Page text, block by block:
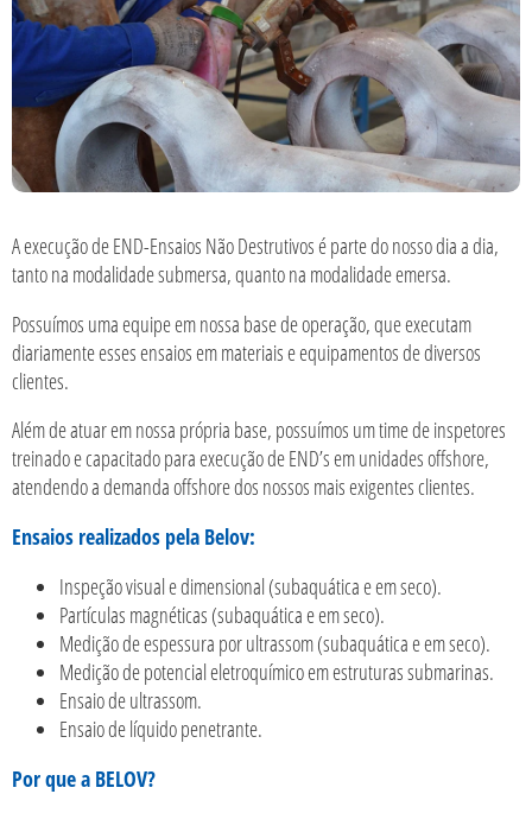
A execução de END-Ensaios Não Destrutivos é parte do nosso dia a dia,
tanto na modalidade submersa, quanto na modalidade emersa.
Possuímos uma equipe em nossa base de operação, que executam
diariamente esses ensaios em materiais e equipamentos de diversos
clientes.
Além de atuar em nossa própria base, possuímos um time de inspetores
treinado e capacitado para execução de END’s em unidades offshore,
atendendo a demanda offshore dos nossos mais exigentes clientes.
Ensaios realizados pela Belov:
Inspeção visual e dimensional (subaquática e em seco).
Partículas magnéticas (subaquática e em seco).
Medição de espessura por ultrassom (subaquática e em seco).
Medição de potencial eletroquímico em estruturas submarinas.
Ensaio de ultrassom.
Ensaio de líquido penetrante.
Por que a BELOV?